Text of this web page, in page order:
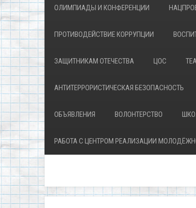
ОЛИМПИАДЫ И КОНФЕРЕНЦИИ
ПРОТИВОДЕЙСТВИЕ КОРРУПЦИИ
ЗАЩИТНИКАМ ОТЕЧЕСТВА ЦОС
АНТИТЕРРОРИСТИЧЕСКАЯ БЕЗОПАСНОСТЬ
ОБЪЯВЛЕНИЯ ВОЛОНТЕРСТВО
РАБОТА С ЦЕНТРОМ РЕАЛИЗАЦИИ